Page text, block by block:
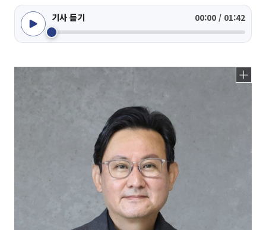
기사 듣기 00:00 / 01:42